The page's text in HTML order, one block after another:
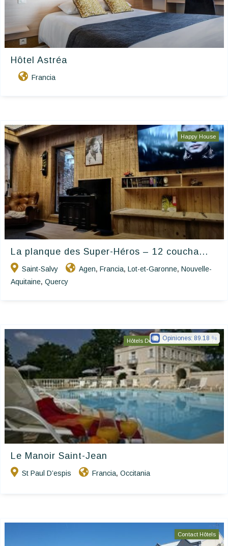
Hôtel Astréa
Francia
Happy House
La planque des Super-Héros – 12 coucha...
Saint-Salvy Agen, Francia, Lot-et-Garonne, Nouvelle-
Aquitaine, Quercy
Hôtels De Charme & De Caractère
Le Manoir Saint-Jean
St Paul D’espis Francia, Occitania
Opiniones: 89.18
Contact Hôtels